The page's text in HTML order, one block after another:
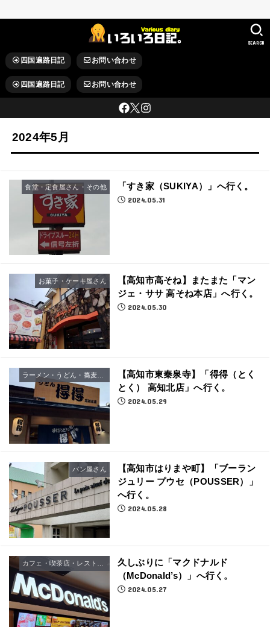
四国遍路日記 お問い合わせ
四国遍路日記 お問い合わせ
SEARCH
2024年5月
食堂・定食屋さん・その他 「すき家（SUKIYA）」へ行く。
2024.05.31
お菓子・ケーキ屋さん
【高知市高そね】またまた「マン
ジェ・ササ 高そね本店」へ行く。
2024.05.30
【高知市東秦泉寺】「得得（とく
とく） 高知北店」へ行く。
2024.05.29
パン屋さん
【高知市はりまや町】「ブーラン
ジュリー プウセ（POUSSER）」
へ行く。
2024.05.28
カフェ・喫茶店・レストラン
久しぶりに「マクドナルド
（McDonald’s）」へ行く。
2024.05.27